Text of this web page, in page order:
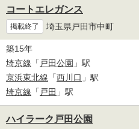
コートエレガンス
掲載終了 埼玉県戸田市中町
築15年
埼京線 「 戸田公園 」駅
京浜東北線 「西川口 」駅
埼京線 「 戸田 」駅
ハイラーク戸田公園